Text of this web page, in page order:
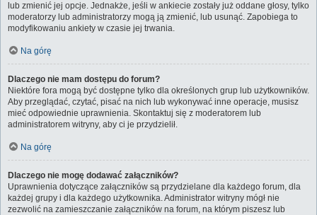
lub zmienić jej opcje. Jednakże, jeśli w ankiecie zostały już oddane głosy, tylko
moderatorzy lub administratorzy mogą ją zmienić, lub usunąć. Zapobiega to
modyfikowaniu ankiety w czasie jej trwania.
Na górę
Dlaczego nie mam dostępu do forum?
Niektóre fora mogą być dostępne tylko dla określonych grup lub użytkowników.
Aby przeglądać, czytać, pisać na nich lub wykonywać inne operacje, musisz
mieć odpowiednie uprawnienia. Skontaktuj się z moderatorem lub
administratorem witryny, aby ci je przydzielił.
Na górę
Dlaczego nie mogę dodawać załączników?
Uprawnienia dotyczące załączników są przydzielane dla każdego forum, dla
każdej grupy i dla każdego użytkownika. Administrator witryny mógł nie
zezwolić na zamieszczanie załączników na forum, na którym piszesz lub